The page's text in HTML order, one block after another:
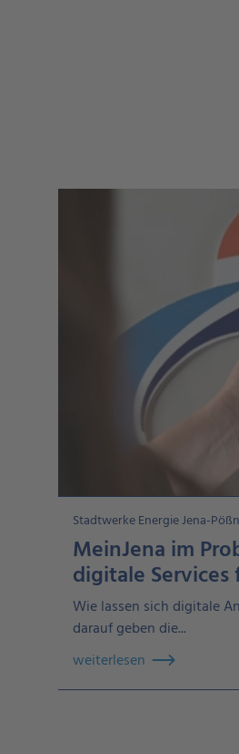
Stadtwerke Energie Jena-
MeinJena im
digitale
Wie lassen sich digitale
darauf geben die...
weiterlesen